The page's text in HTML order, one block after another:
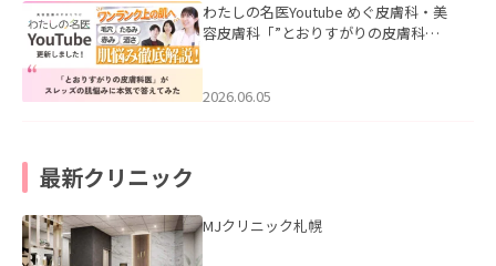
わたしの名医Youtube めぐ皮膚科・美
容皮膚科「”とおりすがりの皮膚科
2026.06.05
最新クリニック
MJクリニック札幌